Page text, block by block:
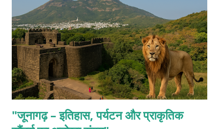
Paul’s Church: पुराना गोथिक चर्च जो पुर्तगाली स्थापत्य कला का उत्कृष्ट
उदाहरण है। रात को इसकी लाइटिंग इसे और भी भव्य बनाती है। 5. Ghoghla
Beach: यह बीच नागोआ से कम भीड़-भाड़ वाला है और यहां ...
"जूनागढ़ – इतिहास, पर्यटन और प्राकृतिक